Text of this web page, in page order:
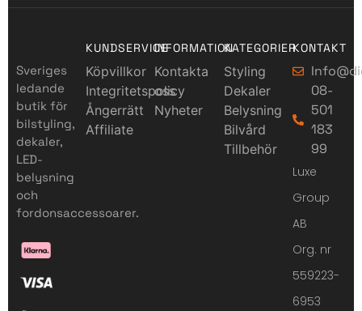
Sveriges
ledande
butik för
bilstyling,
dekaler,
LED-
belysning
och
fordonsaccessoarer.
KUNDSERVICE
Köpvillkor
Integritetspolicy
Ångerrätt
Affiliate
INFORMATION
Kontakta
oss
Nyheter
KATEGORIER
Styling
Dekaler
Belysning
Bilvård
Tillbehör
KONTAKT
08-
501
183
99
Luxe
Group
AB
Org. nr
559223-
6953